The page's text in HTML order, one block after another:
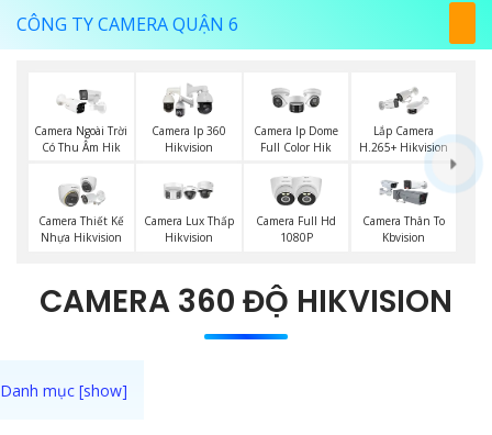
CÔNG TY CAMERA QUẬN 6
Camera Ngoài Trời
Có Thu Âm Hik
Camera Ip 360
Hikvision
Camera Ip Dome
Full Color Hik
Lắp Camera
H.265+ Hikvision
Camera Thiết Kế
Nhựa Hikvision
Camera Lux Thấp
Hikvision
Camera Full Hd
1080P
Camera Thân To
Kbvision
CAMERA 360 ĐỘ HIKVISION